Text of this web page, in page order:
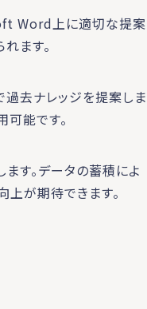
Word上に適切な提案
ます。
過去ナレッジを提案しま
能です。
す。データの蓄積によ
上が期待できます。